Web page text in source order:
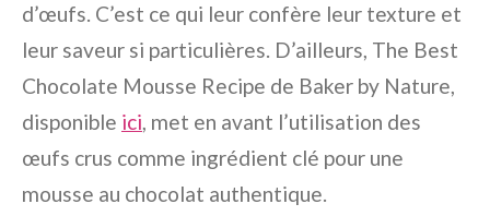
d’œufs. C’est ce qui leur confère leur texture et
leur saveur si particulières. D’ailleurs, The Best
Chocolate Mousse Recipe de Baker by Nature,
disponible ici, met en avant l’utilisation des
œufs crus comme ingrédient clé pour une
mousse au chocolat authentique.